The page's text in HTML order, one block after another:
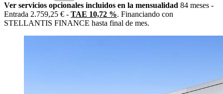
Ver servicios opcionales incluidos en la mensualidad 84 meses -
Entrada 2.759,25 € - TAE 10,72 %. Financiando con
STELLANTIS FINANCE hasta final de mes.